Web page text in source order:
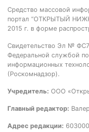
Средство массовой
портал “ОТКРЫТЫЙ
2015 г. в форме
Свидетельство Эл №
Федеральной службой
информационных
(Роскомнадзор).
Учредитель: ООО
Главный редактор:
Адрес редакции: